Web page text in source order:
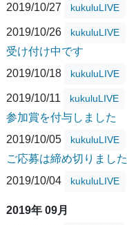
2019/10/27
kukuluLIVE
2019/10/26 kukuluLIVE
受け付け中です
2019/10/18
kukuluLIVE
2019/10/11 kukuluLIVE
参加賞を付与しました
2019/10/05
kukuluLIVE
ご応募は締め切りました
2019/10/04
kukuluLIVE
2019年 09月